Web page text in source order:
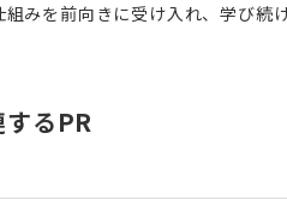
みを前向きに受け入れ、学び続
るPR